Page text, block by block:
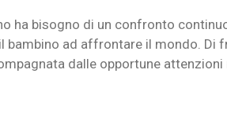
ha bisogno di un confronto
ad affrontare il mondo. Di
dalle opportune